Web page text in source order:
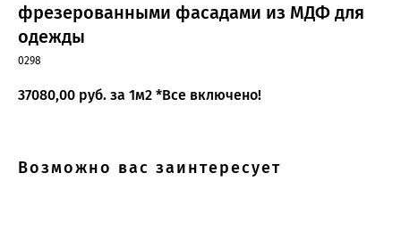
фрезерованными фасадами из МДФ для
одежды
0298
37080,00 руб. за 1м2 *Все включено!
Возможно вас заинтересует